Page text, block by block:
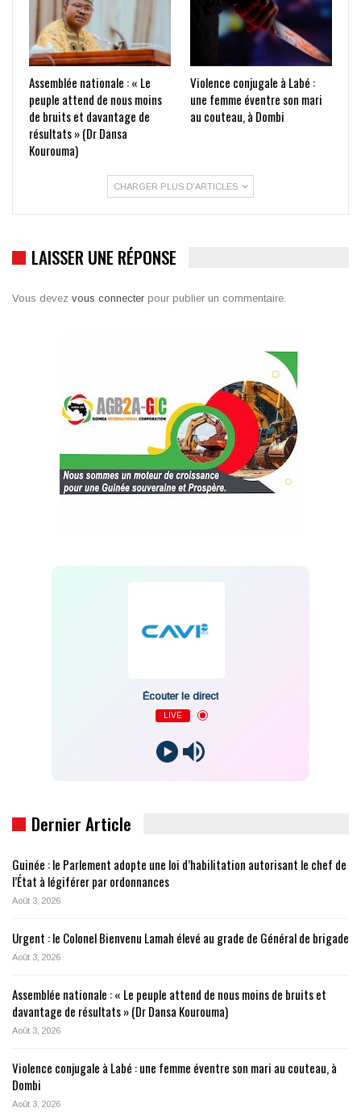
Assemblée nationale : « Le
peuple attend de nous moins
de bruits et davantage de
résultats » (Dr Dansa
Kourouma)
Violence conjugale à Labé :
une femme éventre son mari
au couteau, à Dombi
CHARGER PLUS D'ARTICLES
LAISSER UNE RÉPONSE
Vous devez vous connecter pour publier un commentaire.
Écouter le direct
LIVE
Dernier Article
Guinée : le Parlement adopte une loi d’habilitation autorisant le chef de
l’État à légiférer par ordonnances
Août 3, 2026
Urgent : le Colonel Bienvenu Lamah élevé au grade de Général de brigade
Août 3, 2026
Assemblée nationale : « Le peuple attend de nous moins de bruits et
davantage de résultats » (Dr Dansa Kourouma)
Août 3, 2026
Violence conjugale à Labé : une femme éventre son mari au couteau, à
Dombi
Août 3, 2026